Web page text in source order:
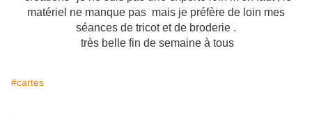
matériel ne manque pas mais je préfère de loin mes
séances de tricot et de broderie .
très belle fin de semaine à tous
#cartes